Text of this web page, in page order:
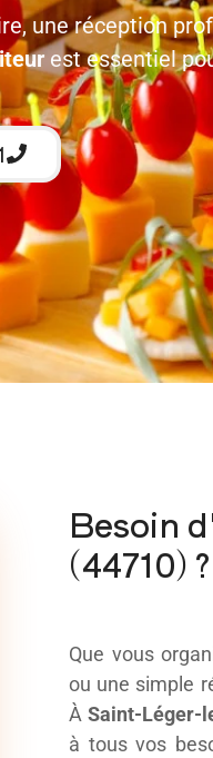
une réception
est essentiel
Besoin
(44710)
Que vous
ou une simple
ÀSaint-Léger-
à tous vos